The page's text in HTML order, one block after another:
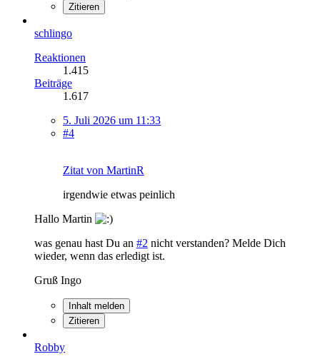
Zitieren
schlingo
Reaktionen
1.415
Beiträge
1.617
5. Juli 2026 um 11:33
#4
Zitat von MartinR
irgendwie etwas peinlich
Hallo Martin
was genau hast Du an #2 nicht verstanden? Melde Dich
wieder, wenn das erledigt ist.
Gruß Ingo
Inhalt melden
Zitieren
Robby